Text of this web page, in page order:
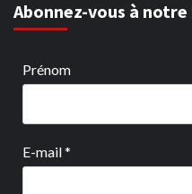
Abonnez-vous à
Prénom
E-mail*